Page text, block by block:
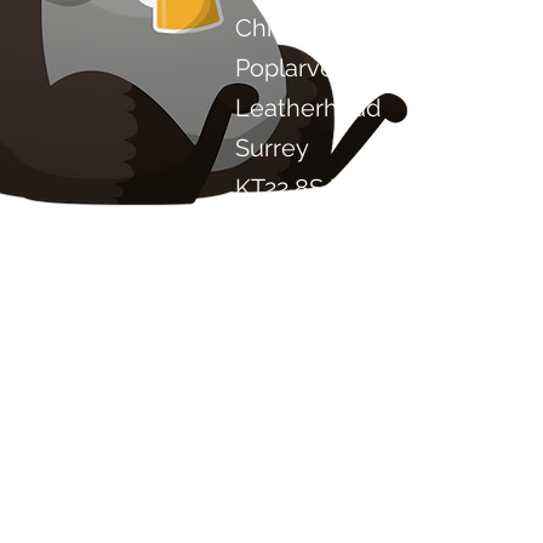
Chilli Project Artisan Foods
Poplarvei 8
Leatherhead
Surrey
KT22 8SJ